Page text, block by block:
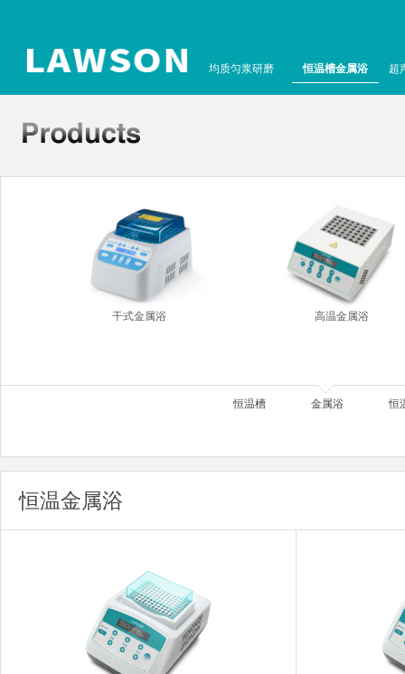
均质匀浆研磨 恒温槽金属浴 超
干式金属浴 高温金属浴
恒温槽 金属浴 恒
恒温金属浴